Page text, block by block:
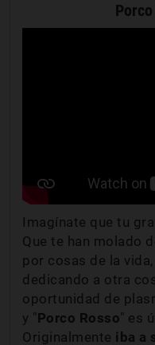
Imagínate que tu
Que te han molado
por cosas de la
dedicando a otra
oportunidad de
y " Porco Rosso" es
Originalmente iba a